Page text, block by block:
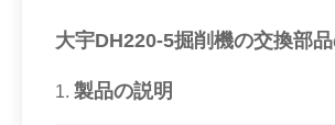
大宇DH220-5掘削機の交換部
1. 製品の説明